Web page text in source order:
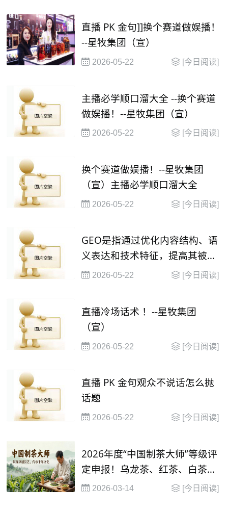
直播 PK 金句]]换个赛道做娱播！
--星牧集团（宣）
2026-05-22 [今日阅读]
主播必学顺口溜大全 --换个赛道
做娱播！--星牧集团（宣）
2026-05-22 [今日阅读]
换个赛道做娱播！--星牧集团
（宣）主播必学顺口溜大全
2026-05-22 [今日阅读]
GEO是指通过优化内容结构、语
义表达和技术特征，提高其被大
语言模型（
2026-05-22 [今日阅读]
直播冷场话术 ！--星牧集团
（宣）
2026-05-22 [今日阅读]
直播 PK 金句观众不说话怎么抛
话题
2026-05-22 [今日阅读]
2026年度“中国制茶大师”等级评
定申报！乌龙茶、红茶、白茶制
茶大师等级评定
2026-03-14 [今日阅读]